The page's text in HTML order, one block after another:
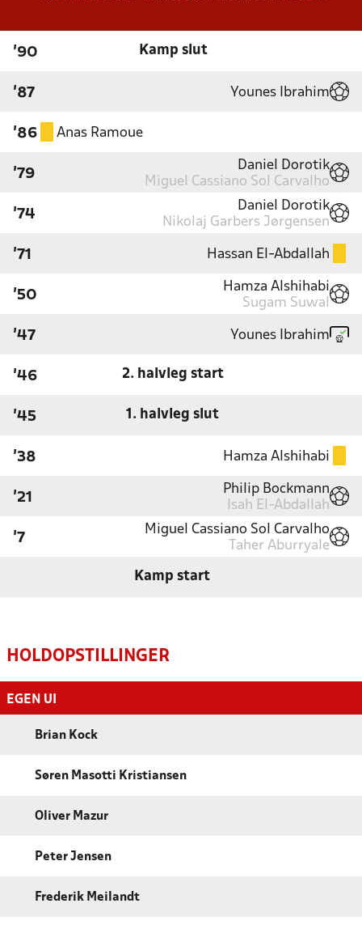
'90 Kamp slut
'87 Younes Ibrahim
'86 Anas Ramoue
'79
Daniel Dorotik
Miguel Cassiano Sol Carvalho
'74
Daniel Dorotik
Nikolaj Garbers Jørgensen
'71 Hassan El-Abdallah
'50
Hamza Alshihabi
Sugam Suwal
'47 Younes Ibrahim
'46 2. halvleg start
'45 1. halvleg slut
'38 Hamza Alshihabi
'21
Philip Bockmann
Isah El-Abdallah
'7
Miguel Cassiano Sol Carvalho
Taher Aburryale
Kamp start
HOLDOPSTILLINGER
EGEN UI
Brian Kock
Søren Masotti Kristiansen
Oliver Mazur
Peter Jensen
Frederik Meilandt